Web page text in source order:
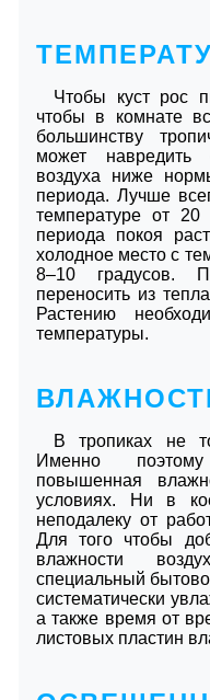
Чтобы куст рос
чтобы в комнате
большинству
может навредить
воздуха ниже
периода. Лучше
температуре от
периода покоя
холодное место с
8–10 градусов.
переносить из
Растению
температуры.
В тропиках не
Именно
повышенная
условиях. Ни в
неподалеку от
Для того чтобы
влажности
специальный
систематически
а также время от
листовых пластин